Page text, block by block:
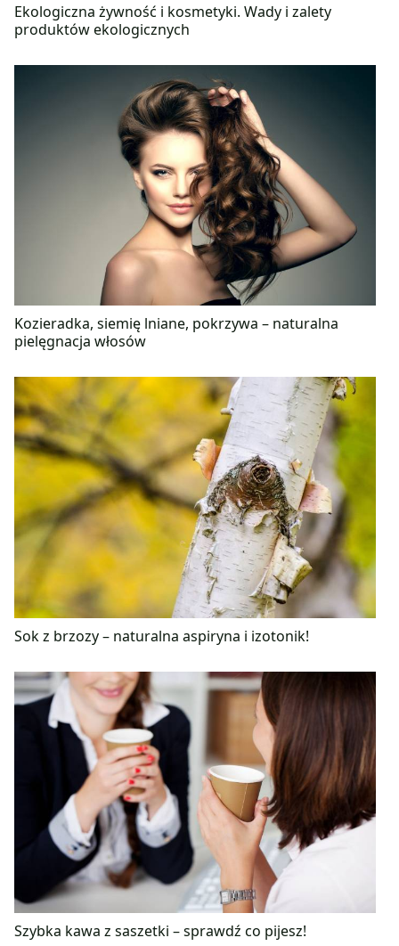
Ekologiczna żywność i kosmetyki. Wady i zalety
produktów ekologicznych
Kozieradka, siemię lniane, pokrzywa – naturalna
pielęgnacja włosów
Sok z brzozy – naturalna aspiryna i izotonik!
Szybka kawa z saszetki – sprawdź co pijesz!